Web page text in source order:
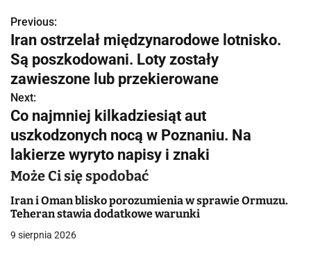
N
a
w
i
g
a
c
j
a
Previous:
Iran ostrzelał międzynarodowe lotnisko.
Są poszkodowani. Loty zostały
zawieszone lub przekierowane
Next:
Co najmniej kilkadziesiąt aut
uszkodzonych nocą w Poznaniu. Na
lakierze wyryto napisy i znaki
Może Ci się spodobać
Iran i Oman blisko porozumienia w sprawie Ormuzu.
Teheran stawia dodatkowe warunki
9 sierpnia 2026